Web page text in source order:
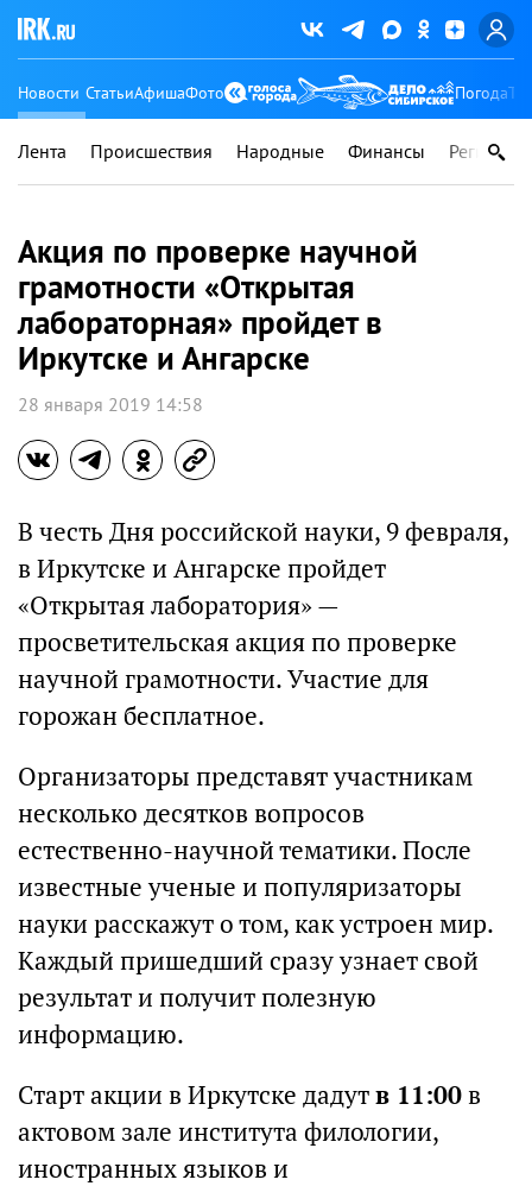
Новости СтатьиАфишаФото Погода
Лента Происшествия Народные Финансы Регионы
Акция по проверке научной
грамотности «Открытая
лабораторная» пройдет в
Иркутске и Ангарске
28 января 2019 14:58
В честь Дня российской науки, 9 февраля,
в Иркутске и Ангарске пройдет
«Открытая лаборатория» —
просветительская акция по проверке
научной грамотности. Участие для
горожан бесплатное.
Организаторы представят участникам
несколько десятков вопросов
естественно-научной тематики. После
известные ученые и популяризаторы
науки расскажут о том, как устроен мир.
Каждый пришедший сразу узнает свой
результат и получит полезную
информацию.
Старт акции в Иркутске дадутв 11:00в
актовом зале института филологии,
иностранных языков и